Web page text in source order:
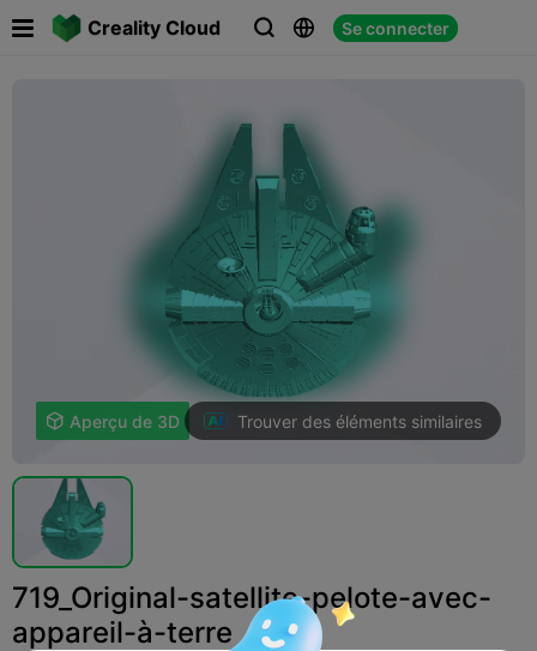
Creality Cloud   Se connecter
 Aperçu de 3D Trouver des éléments similaires
719_Original-satellite-pelote-avec-
appareil-à-terre